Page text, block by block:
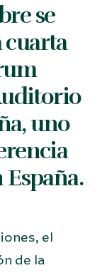
se
cuarta
uno
el
de la